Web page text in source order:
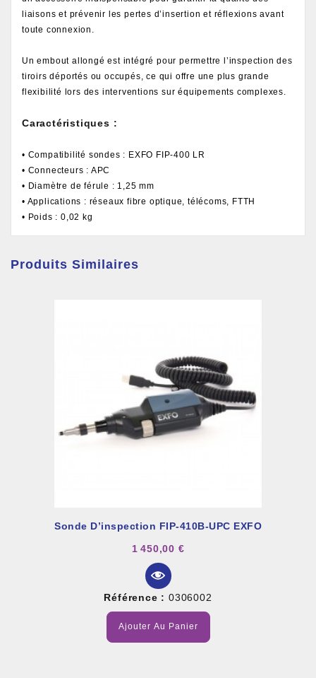
liaisons et prévenir les pertes d’insertion et réflexions avant
toute connexion.
Un embout allongé est intégré pour permettre l’inspection des
tiroirs déportés ou occupés, ce qui offre une plus grande
flexibilité lors des interventions sur équipements complexes.
Caractéristiques :
• Compatibilité sondes : EXFO FIP-400 LR
• Connecteurs : APC
• Diamètre de férule : 1,25 mm
• Applications : réseaux fibre optique, télécoms, FTTH
• Poids : 0,02 kg
Produits Similaires
Sonde D’inspection FIP-410B-UPC EXFO
1 450,00 €
Référence : 0306002
Ajouter Au Panier